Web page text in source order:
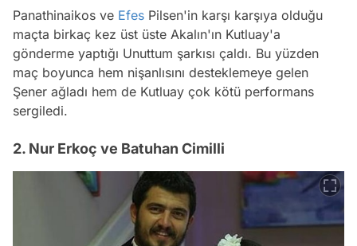
Panathinaikos ve Efes Pilsen'in karşı karşıya olduğu
maçta birkaç kez üst üste Akalın'ın Kutluay'a
gönderme yaptığı Unuttum şarkısı çaldı. Bu yüzden
maç boyunca hem nişanlısını desteklemeye gelen
Şener ağladı hem de Kutluay çok kötü performans
sergiledi.
2. Nur Erkoç ve Batuhan Cimilli